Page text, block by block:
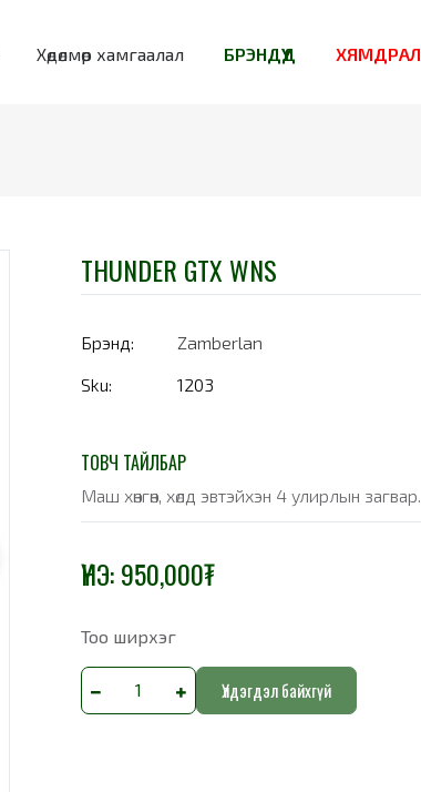
Хөдөлмөр хамгаалал БРЭНДҮҮД ХЯМДРАЛ
THUNDER GTX WNS
Брэнд:
Zamberlan
Sku:
1203
ТОВЧ ТАЙЛБАР
Маш хөнгөн, хөлд эвтэйхэн 4 улирлын загвар.
ҮНЭ:950,000₮
Тоо ширхэг
Үлдэгдэл байхгүй